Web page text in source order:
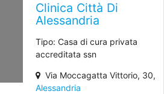
Clinica Città Di
Alessandria
Tipo: Casa di cura privata
accreditata ssn
Via Moccagatta Vittorio, 30,
Alessandria